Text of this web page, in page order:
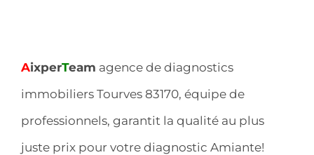
AixperTeam agence de diagnostics
immobiliers Tourves 83170, équipe de
professionnels, garantit la qualité au plus
juste prix pour votre diagnostic Amiante!